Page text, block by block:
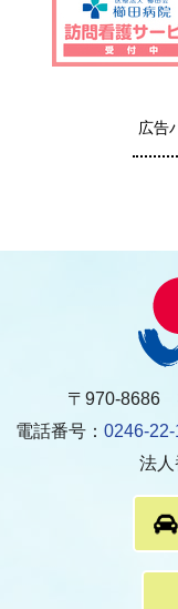
広告
〒970-8686
電話番号： 0246-22-
法